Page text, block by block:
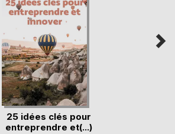
25 idées clés pour
entreprendre et(...)